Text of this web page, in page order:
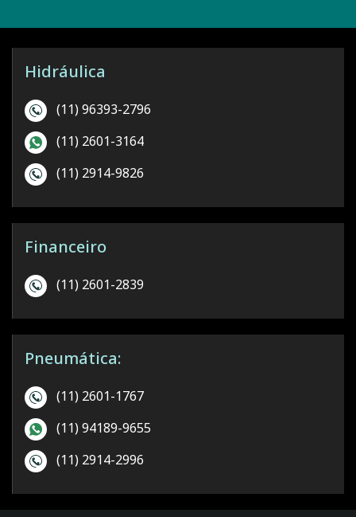
Hidráulica
(11) 96393-2796
(11) 2601-3164
(11) 2914-9826
Financeiro
(11) 2601-2839
Pneumática:
(11) 2601-1767
(11) 94189-9655
(11) 2914-2996